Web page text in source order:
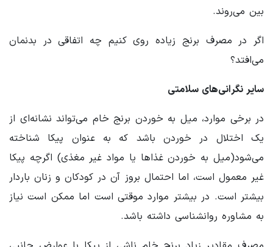
بین می‌روند.
اگر در مصرف برنج زیاده روی کنیم چه اتفاقی در بدنمان
می‌افتد؟
سایر نگرانی‌های سلامتی
در برخی موارد، میل به خوردن برنج خام می‌تواند نشانه‌ای از
یک اختلال در خوردن باشد که به عنوان پیکا شناخته
می‌شود(میل به خوردن غذاها یا مواد غیر مغذی) اگرچه پیکا
غیر معمول است، اما احتمال بروز آن در کودکان و زنان باردار
بیشتر است. در بیشتر موارد موقتی است اما ممکن است نیاز
به مشاوره روانشناسی داشته باشد.